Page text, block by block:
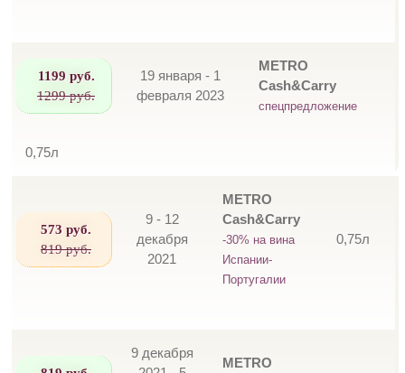
1199 руб.
1299 руб.
19 января - 1
февраля 2023
METRO
Cash&Carry
спецпредложение
0,75л
573 руб.
819 руб.
9 - 12
декабря
2021
METRO
Cash&Carry
-30% на вина
Испании-
Португалии
0,75л
9 декабря
METRO